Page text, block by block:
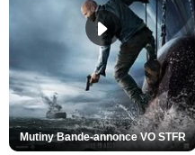
Mutiny Bande-annonce VO STFR